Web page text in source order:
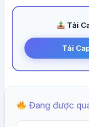
Tải
Tải
Đang được